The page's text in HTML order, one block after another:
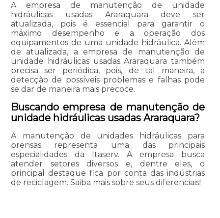
A empresa de manutenção de unidade
hidráulicas usadas Araraquara deve ser
atualizada, pois é essencial para garantir o
máximo desempenho e a operação dos
equipamentos de uma unidade hidráulica. Além
de atualizada, a empresa de manutenção de
unidade hidráulicas usadas Araraquara também
precisa ser periódica, pois, de tal maneira, a
detecção de possíveis problemas e falhas pode
se dar de maneira mais precoce.
Buscando empresa de manutenção de
unidade hidráulicas usadas Araraquara?
A manutenção de unidades hidráulicas para
prensas representa uma das principais
especialidades da Itaserv. A empresa busca
atender setores diversos e, dentre eles, o
principal destaque fica por conta das indústrias
de reciclagem. Saiba mais sobre seus diferenciais!